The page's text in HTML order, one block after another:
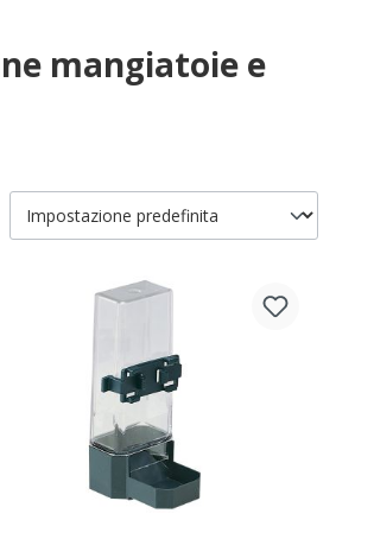
mangiatoie e